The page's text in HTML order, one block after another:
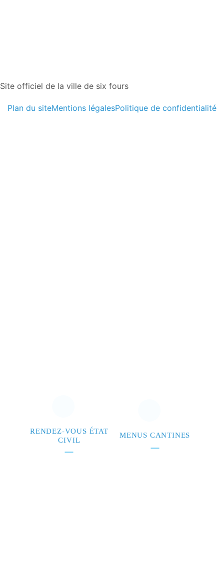
Site officiel de la ville de six fours
Plan du siteMentions légalesPolitique de confidentialité
RENDEZ-VOUS ÉTAT
CIVIL
MENUS CANTINES